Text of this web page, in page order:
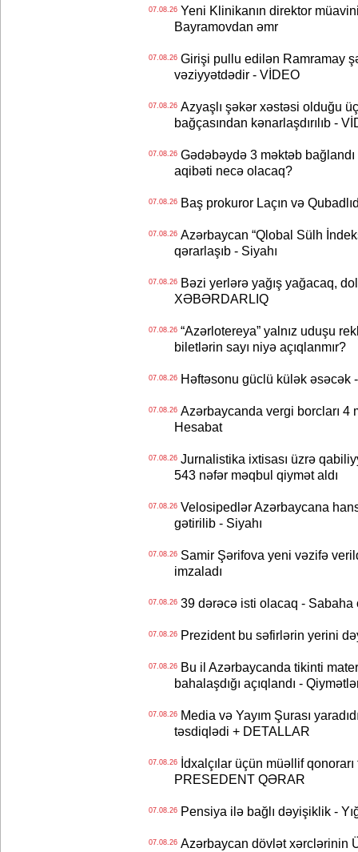
07.08.26Yeni Klinikanın direktor müavini
Bayramovdan əmr
07.08.26Girişi pullu edilən Ramramay
vəziyyətdədir - VİDEO
07.08.26Azyaşlı şəkər xəstəsi olduğu
bağçasından kənarlaşdırılıb -
07.08.26Gədəbəydə 3 məktəb
aqibəti necə olacaq?
07.08.26Baş prokuror Laçın və
07.08.26Azərbaycan “Qlobal Sülh
qərarlaşıb - Siyahı
07.08.26Bəzi yerlərə yağış yağacaq,
XƏBƏRDARLIQ
07.08.26“Azərlotereya” yalnız uduşu
biletlərin sayı niyə açıqlanmır?
07.08.26Həftəsonu güclü külək əsəcək
07.08.26Azərbaycanda vergi borcları 4
Hesabat
07.08.26Jurnalistika ixtisası üzrə
543 nəfər məqbul qiymət aldı
07.08.26Velosipedlər Azərbaycana
gətirilib - Siyahı
07.08.26Samir Şərifova yeni vəzifə
imzaladı
07.08.2639 dərəcə isti olacaq - Sabaha
07.08.26Prezident bu səfirlərin yerini
07.08.26Bu il Azərbaycanda tikinti
bahalaşdığı açıqlandı -
07.08.26Media və Yayım Şurası
təsdiqlədi + DETALLAR
07.08.26İdxalçılar üçün müəllif
PRESEDENT QƏRAR
07.08.26Pensiya ilə bağlı dəyişiklik -
07.08.26Azərbaycan dövlət xərclərinin